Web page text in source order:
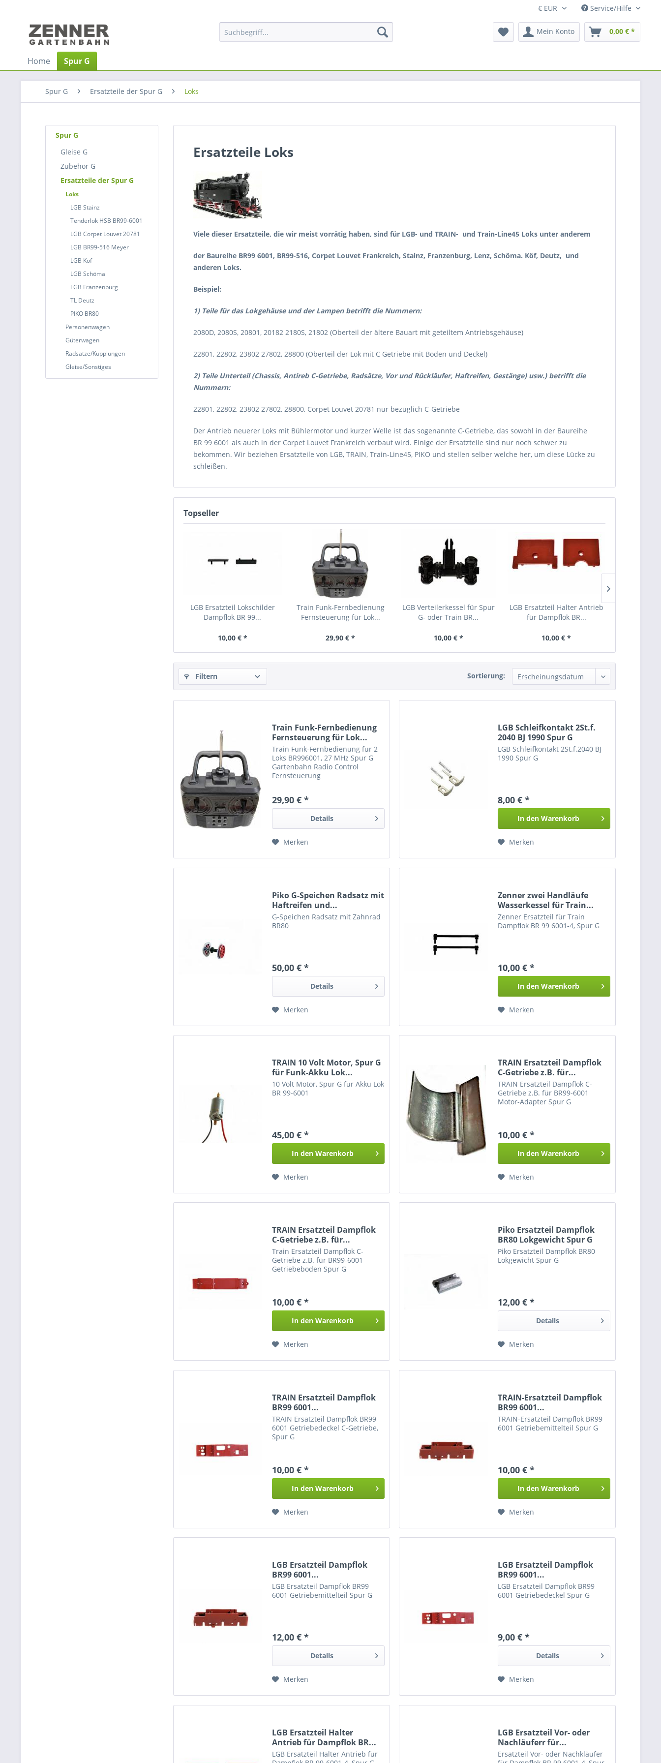
Service/Hilfe
Mein Konto 0,00 € *
Home Spur G
Spur G Ersatzteile der Spur G Loks
Spur G
Gleise G
Zubehör G
Ersatzteile der Spur G
Loks
LGB Stainz
Tenderlok HSB BR99-6001
LGB Corpet Louvet 20781
LGB BR99-516 Meyer
LGB Köf
LGB Schöma
LGB Franzenburg
TL Deutz
PIKO BR80
Personenwagen
Güterwagen
Radsätze/Kupplungen
Gleise/Sonstiges
Ersatzteile Loks
Viele dieser Ersatzteile, die wir meist vorrätig haben, sind für LGB- und TRAIN- und Train-Line45 Loks unter anderem
der Baureihe BR99 6001, BR99-516, Corpet Louvet Frankreich, Stainz, Franzenburg, Lenz, Schöma. Köf, Deutz, und
anderen Loks.
Beispiel:
1) Teile für das Lokgehäuse und der Lampen betrifft die Nummern:
2080D, 2080S, 20801, 20182 2180S, 21802 (Oberteil der ältere Bauart mit geteiltem Antriebsgehäuse)
22801, 22802, 23802 27802, 28800 (Oberteil der Lok mit C Getriebe mit Boden und Deckel)
2) Teile Unterteil (Chassis, Antireb C-Getriebe, Radsätze, Vor und Rückläufer, Haftreifen, Gestänge) usw.) betrifft die
Nummern:
22801, 22802, 23802 27802, 28800, Corpet Louvet 20781 nur bezüglich C-Getriebe
Der Antrieb neuerer Loks mit Bühlermotor und kurzer Welle ist das sogenannte C-Getriebe, das sowohl in der Baureihe
BR 99 6001 als auch in der Corpet Louvet Frankreich verbaut wird. Einige der Ersatzteile sind nur noch schwer zu
bekommen. Wir beziehen Ersatzteile von LGB, TRAIN, Train-Line45, PIKO und stellen selber welche her, um diese Lücke zu
schleißen.
Topseller
LGB Ersatzteil Lokschilder
Dampflok BR 99...
10,00 € *
Train Funk-Fernbedienung
Fernsteuerung für Lok...
29,90 € *
LGB Verteilerkessel für Spur
G- oder Train BR...
10,00 € *
LGB Ersatzteil Halter Antrieb
für Dampflok BR...
10,00 € *
Filtern Sortierung:
Train Funk-Fernbedienung
Fernsteuerung für Lok...
Train Funk-Fernbedienung für 2
Loks BR996001, 27 MHz Spur G
Gartenbahn Radio Control
Fernsteuerung
29,90 € *
Details
Merken
LGB Schleifkontakt 2St.f.
2040 BJ 1990 Spur G
LGB Schleifkontakt 2St.f.2040 BJ
1990 Spur G
8,00 € *
In den Warenkorb
Merken
Piko G-Speichen Radsatz mit
Haftreifen und...
G-Speichen Radsatz mit Zahnrad
BR80
50,00 € *
Details
Merken
Zenner zwei Handläufe
Wasserkessel für Train...
Zenner Ersatzteil für Train
Dampflok BR 99 6001-4, Spur G
10,00 € *
In den Warenkorb
Merken
TRAIN 10 Volt Motor, Spur G
für Funk-Akku Lok...
10 Volt Motor, Spur G für Akku Lok
BR 99-6001
45,00 € *
In den Warenkorb
Merken
TRAIN Ersatzteil Dampflok
C-Getriebe z.B. für...
TRAIN Ersatzteil Dampflok C-
Getriebe z.B. für BR99-6001
Motor-Adapter Spur G
10,00 € *
In den Warenkorb
Merken
TRAIN Ersatzteil Dampflok
C-Getriebe z.B. für...
Train Ersatzteil Dampflok C-
Getriebe z.B. für BR99-6001
Getriebeboden Spur G
10,00 € *
In den Warenkorb
Merken
Piko Ersatzteil Dampflok
BR80 Lokgewicht Spur G
Piko Ersatzteil Dampflok BR80
Lokgewicht Spur G
12,00 € *
Details
Merken
TRAIN Ersatzteil Dampflok
BR99 6001...
TRAIN Ersatzteil Dampflok BR99
6001 Getriebedeckel C-Getriebe,
Spur G
10,00 € *
In den Warenkorb
Merken
TRAIN-Ersatzteil Dampflok
BR99 6001...
TRAIN-Ersatzteil Dampflok BR99
6001 Getriebemittelteil Spur G
10,00 € *
In den Warenkorb
Merken
LGB Ersatzteil Dampflok
BR99 6001...
LGB Ersatzteil Dampflok BR99
6001 Getriebemittelteil Spur G
12,00 € *
Details
Merken
LGB Ersatzteil Dampflok
BR99 6001...
LGB Ersatzteil Dampflok BR99
6001 Getriebedeckel Spur G
9,00 € *
Details
Merken
LGB Ersatzteil Halter
Antrieb für Dampflok BR...
LGB Ersatzteil Halter Antrieb für
LGB Ersatzteil Vor- oder
Nachläuferr für...
Ersatzteil Vor- oder Nachkläufer